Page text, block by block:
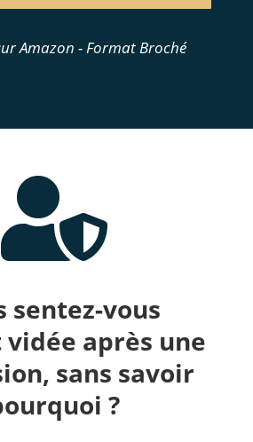
Amazon - Format Broché

sentez-vous
après une
sans savoir
?